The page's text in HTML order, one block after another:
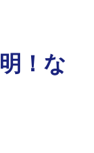
！な